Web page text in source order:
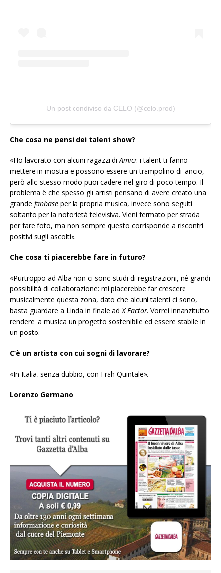
Un post condiviso da CELO (@celo.prod)
Che cosa ne pensi dei talent show?
«Ho lavorato con alcuni ragazzi diAmici: i talent ti fanno
mettere in mostra e possono essere un trampolino di lancio,
però allo stesso modo puoi cadere nel giro di poco tempo. Il
problema è che spesso gli artisti pensano di avere creato una
grande fanbase per la propria musica, invece sono seguiti
soltanto per la notorietà televisiva. Vieni fermato per strada
per fare foto, ma non sempre questo corrisponde a riscontri
positivi sugli ascolti».
Che cosa ti piacerebbe fare in futuro?
«Purtroppo ad Alba non ci sono studi di registrazioni, né grandi
possibilità di collaborazione: mi piacerebbe far crescere
musicalmente questa zona, dato che alcuni talenti ci sono,
basta guardare a Linda in finale adX Factor. Vorrei innanzitutto
rendere la musica un progetto sostenibile ed essere stabile in
un posto.
C’è un artista con cui sogni di lavorare?
«In Italia, senza dubbio, con Frah Quintale».
Lorenzo Germano